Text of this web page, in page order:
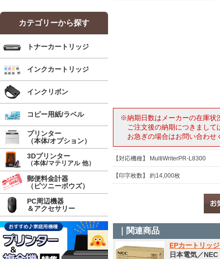
※納期日数はメーカーの在庫状
ご注文後の納期につきまし
お急ぎの場合はお問い合わせ
【対応機種】 MultiWriterPR-L8300
【印字枚数】 約14,000枚
｜関連商品
EPカートリッ
日本電気／NEC
カテゴリーから探す
トナーカートリッジ
インクカートリッジ
インクリボン
コピー用紙/ラベル
プリンター
（本体/オプション）
3Dプリンター
（本体/マテリアル 他）
郵便料金計器
（ピツニーボウズ）
PC周辺機器
＆アクセサリー